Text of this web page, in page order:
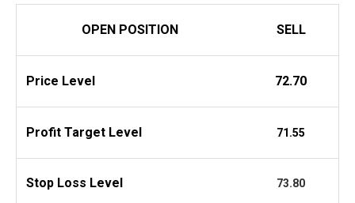
OPEN POSITION SELL
Price Level 72.70
Profit Target Level 71.55
Stop Loss Level 73.80